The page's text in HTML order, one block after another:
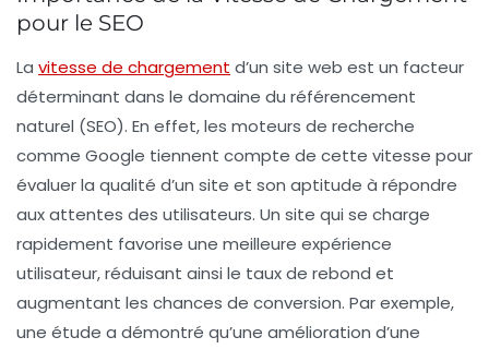
pour le SEO
La vitesse de chargement d’un site web est un facteur
déterminant dans le domaine du référencement
naturel (SEO). En effet, les moteurs de recherche
comme Google tiennent compte de cette vitesse pour
évaluer la qualité d’un site et son aptitude à répondre
aux attentes des utilisateurs. Un site qui se charge
rapidement favorise une meilleure expérience
utilisateur, réduisant ainsi le taux de rebond et
augmentant les chances de conversion. Par exemple,
une étude a démontré qu’une amélioration d’une